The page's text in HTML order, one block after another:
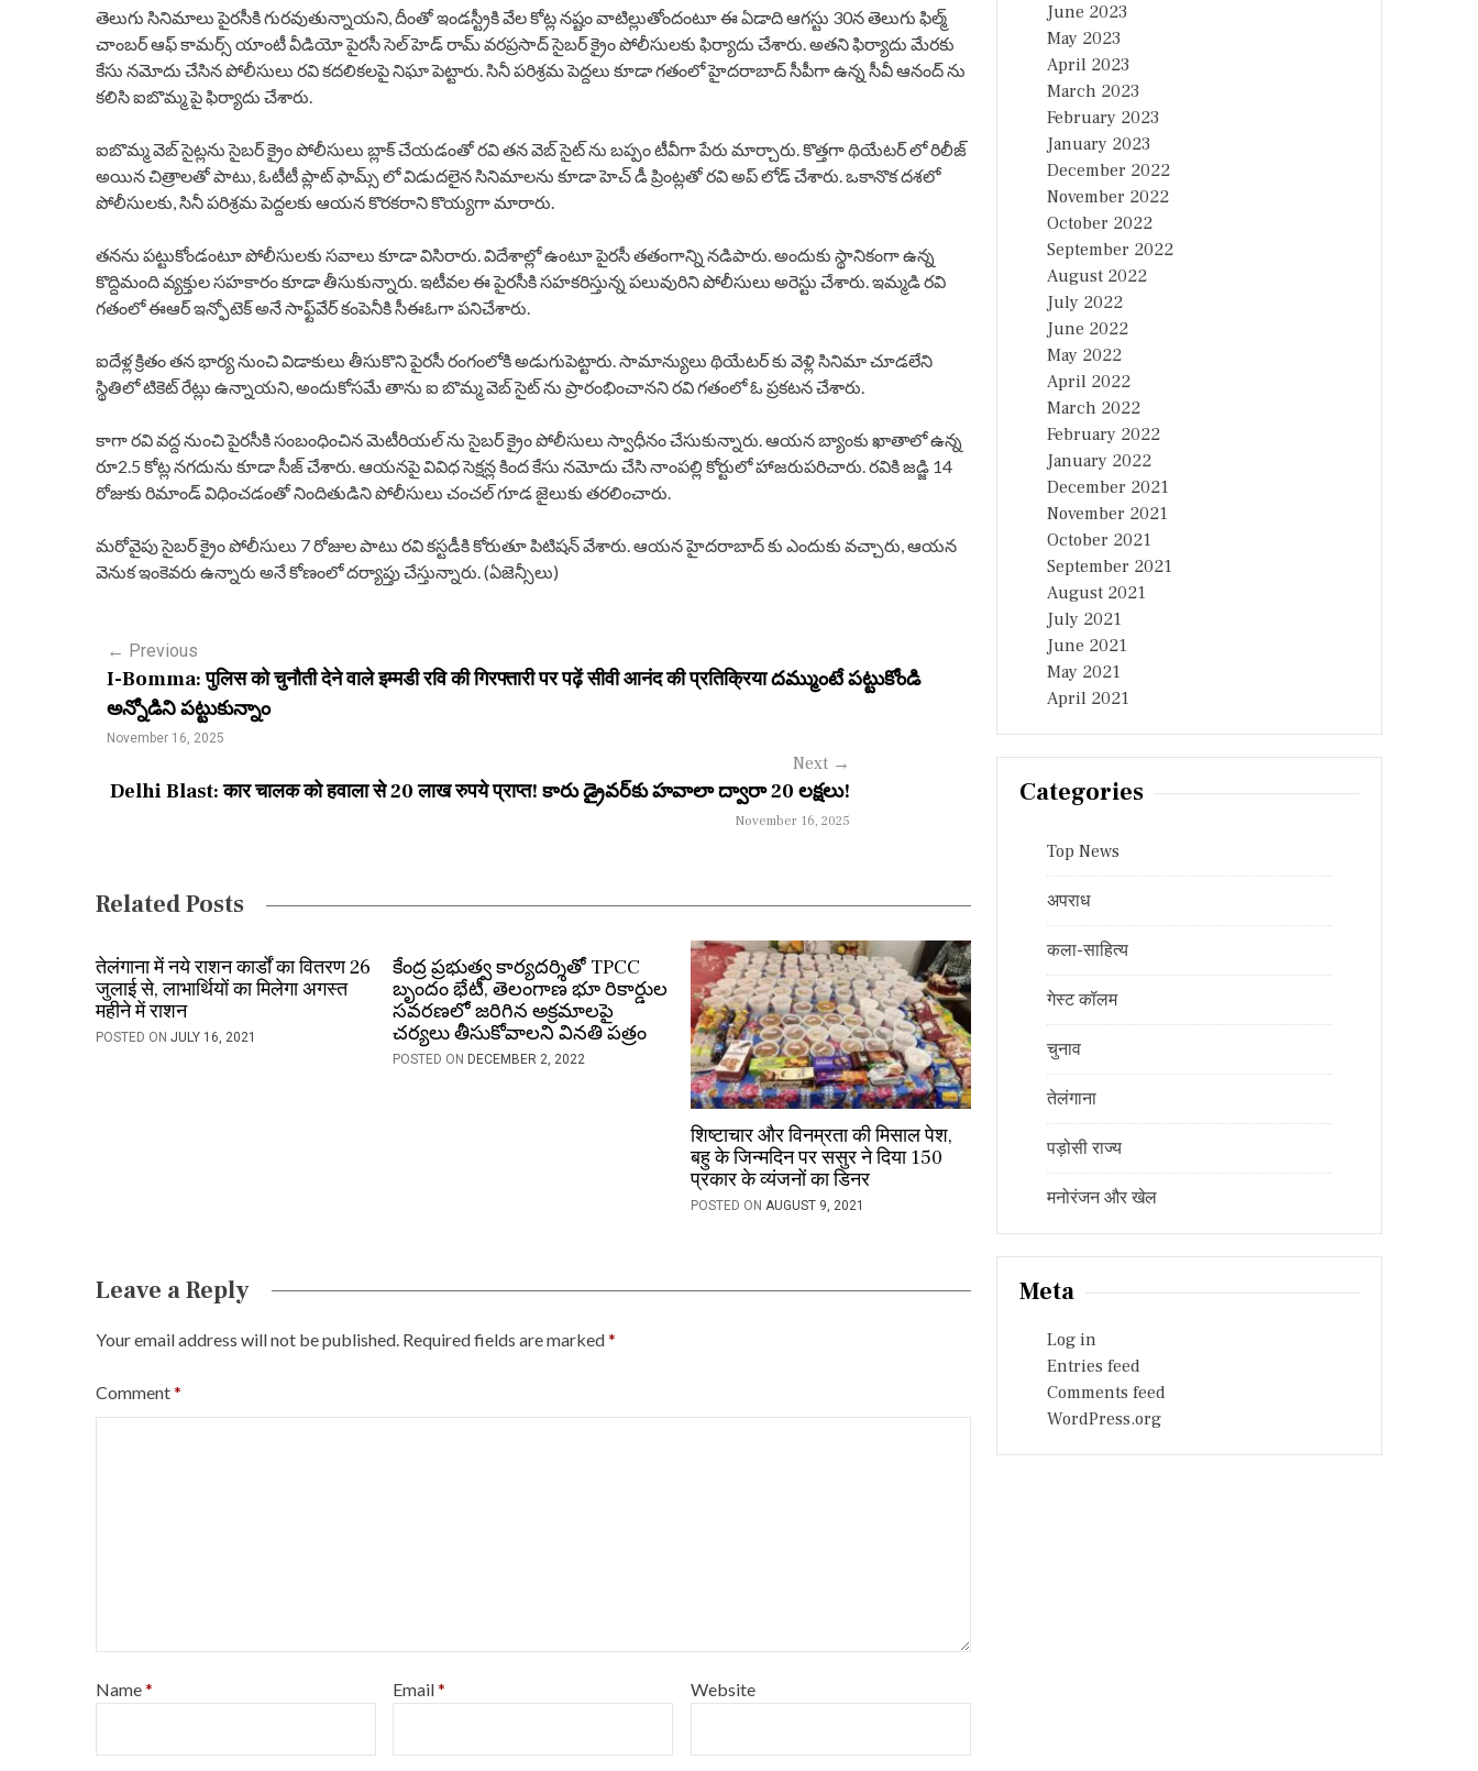
తెలుగు సినిమాలు పైరసీకి గురవుతున్నాయని, దీంతో ఇండస్ట్రీకి వేల కోట్ల నష్టం వాటిల్లుతోందంటూ ఈ ఏడాది ఆగస్టు 30న తెలుగు ఫిల్మ్
చాంబర్ ఆఫ్ కామర్స్ యాంటీ వీడియో పైరసీ సెల్ హెడ్ రామ్ వరప్రసాద్ సైబర్ క్రైం పోలీసులకు ఫిర్యాదు చేశారు. అతని ఫిర్యాదు మేరకు
కేసు నమోదు చేసిన పోలీసులు రవి కదలికలపై నిఘా పెట్టారు. సినీ పరిశ్రమ పెద్దలు కూడా గతంలో హైదరాబాద్ సీపీగా ఉన్న సీవీ ఆనంద్ ను
కలిసి ఐబొమ్మ పై ఫిర్యాదు చేశారు.
ఐబొమ్మ వెబ్ సైట్లను సైబర్ క్రైం పోలీసులు బ్లాక్ చేయడంతో రవి తన వెబ్ సైట్ ను బప్పం టీవీగా పేరు మార్చారు. కొత్తగా థియేటర్ లో రిలీజ్
అయిన చిత్రాలతో పాటు, ఓటీటీ ప్లాట్ ఫామ్స్ లో విడుదలైన సినిమాలను కూడా హెచ్ డీ ప్రింట్లతో రవి అప్ లోడ్ చేశారు. ఒకానొక దశలో
పోలీసులకు, సినీ పరిశ్రమ పెద్దలకు ఆయన కొరకరాని కొయ్యగా మారారు.
తనను పట్టుకోండంటూ పోలీసులకు సవాలు కూడా విసిరారు. విదేశాల్లో ఉంటూ పైరసీ తతంగాన్ని నడిపారు. అందుకు స్థానికంగా ఉన్న
కొద్దిమంది వ్యక్తుల సహకారం కూడా తీసుకున్నారు. ఇటీవల ఈ పైరసీకి సహకరిస్తున్న పలువురిని పోలీసులు అరెస్టు చేశారు. ఇమ్మడి రవి
గతంలో ఈఆర్ ఇన్ఫోటెక్ అనే సాఫ్ట్​వేర్ కంపెనీకి సీఈఓగా పనిచేశారు.
ఐదేళ్ల క్రితం తన భార్య నుంచి విడాకులు తీసుకొని పైరసీ రంగంలోకి అడుగుపెట్టారు. సామాన్యులు థియేటర్ కు వెళ్లి సినిమా చూడలేని
స్థితిలో టికెట్ రేట్లు ఉన్నాయని, అందుకోసమే తాను ఐ బొమ్మ వెబ్ సైట్ ను ప్రారంభించానని రవి గతంలో ఓ ప్రకటన చేశారు.
కాగా రవి వద్ద నుంచి పైరసీకి సంబంధించిన మెటీరియల్ ను సైబర్ క్రైం పోలీసులు స్వాధీనం చేసుకున్నారు. ఆయన బ్యాంకు ఖాతాలో ఉన్న
రూ2.5 కోట్ల నగదును కూడా సీజ్ చేశారు. ఆయనపై వివిధ సెక్షన్ల కింద కేసు నమోదు చేసి నాంపల్లి కోర్టులో హాజరుపరిచారు. రవికి జడ్జి 14
రోజుకు రిమాండ్ విధించడంతో నిందితుడిని పోలీసులు చంచల్ గూడ జైలుకు తరలించారు.
మరోవైపు సైబర్ క్రైం పోలీసులు 7 రోజుల పాటు రవి కస్టడీకి కోరుతూ పిటిషన్ వేశారు. ఆయన హైదరాబాద్ కు ఎందుకు వచ్చారు, ఆయన
వెనుక ఇంకెవరు ఉన్నారు అనే కోణంలో దర్యాప్తు చేస్తున్నారు. (ఏజెన్సీలు)
P
o
v
g
a
t
← Previous
I-Bomma: पुलिस को चुनौती देने वाले इम्मडी रवि की गिरफ्तारी पर पढ़ें सीवी आनंद की प्रतिक्रिया దమ్ముంటే పట్టుకోండి
అన్నోడిని పట్టుకున్నాం
November 16, 2025
Next →
Delhi Blast: कार चालक को हवाला से 20 लाख रुपये प्राप्त! కారు డ్రైవర్‌కు హవాలా ద్వారా 20 లక్షలు!
November 16, 2025
Related Posts
तेलंगाना में नये राशन कार्डों का वितरण 26
जुलाई से, लाभार्थियों का मिलेगा अगस्त
महीने में राशन
POSTED ON JULY 16, 2021
కేంద్ర ప్రభుత్వ కార్యదర్శితో TPCC
బృందం భేటీ, తెలంగాణ భూ రికార్డుల
సవరణలో జరిగిన అక్రమాలపై
చర్యలు తీసుకోవాలని వినతి పత్రం
POSTED ON DECEMBER 2, 2022
शिष्टाचार और विनम्रता की मिसाल पेश,
बहु के जिन्मदिन पर ससुर ने दिया 150
प्रकार के व्यंजनों का डिनर
POSTED ON AUGUST 9, 2021
Leave a Reply
Your email address will not be published. Required fields are marked*
Comment*
Name* Email* Website
June 2023
May 2023
April 2023
March 2023
February 2023
January 2023
December 2022
November 2022
October 2022
September 2022
August 2022
July 2022
June 2022
May 2022
April 2022
March 2022
February 2022
January 2022
December 2021
November 2021
October 2021
September 2021
August 2021
July 2021
June 2021
May 2021
April 2021
Categories
Top News
अपराध
कला-साहित्य
गेस्ट कॉलम
चुनाव
तेलंगाना
पड़ोसी राज्य
मनोरंजन और खेल
Meta
Log in
Entries feed
Comments feed
WordPress.org